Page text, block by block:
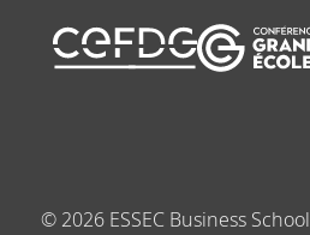
© 2026 ESSEC Business School